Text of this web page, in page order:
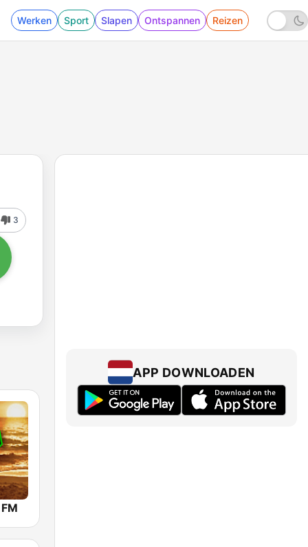
Werken Sport Slapen Ontspannen Reizen
3
APP DOWNLOADEN